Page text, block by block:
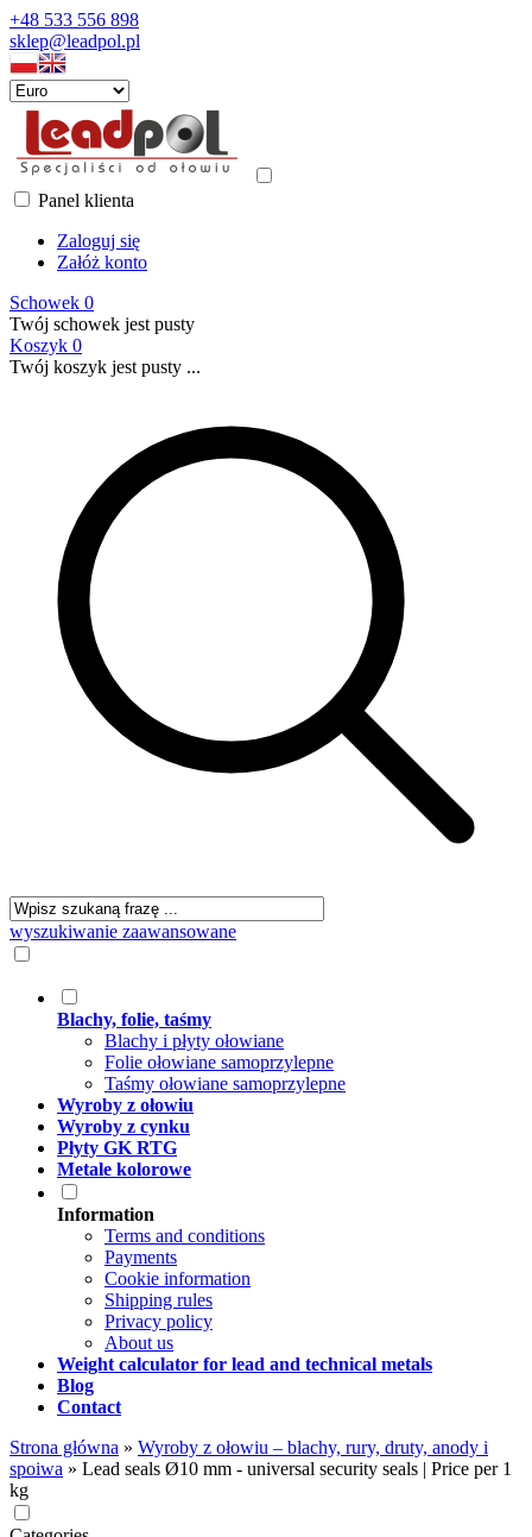
+48 533 556 898
sklep@leadpol.pl
Panel klienta
Zaloguj się
Załóż konto
Schowek 0
Twój schowek jest pusty
Koszyk 0
Twój koszyk jest pusty ...
wyszukiwanie zaawansowane
Blachy, folie, taśmy
Blachy i płyty ołowiane
Folie ołowiane samoprzylepne
Taśmy ołowiane samoprzylepne
Wyroby z ołowiu
Wyroby z cynku
Płyty GK RTG
Metale kolorowe
Information
Terms and conditions
Payments
Cookie information
Shipping rules
Privacy policy
About us
Weight calculator for lead and technical metals
Blog
Contact
Strona główna » Wyroby z ołowiu – blachy, rury, druty, anody i
spoiwa » Lead seals Ø10 mm - universal security seals | Price per 1
kg